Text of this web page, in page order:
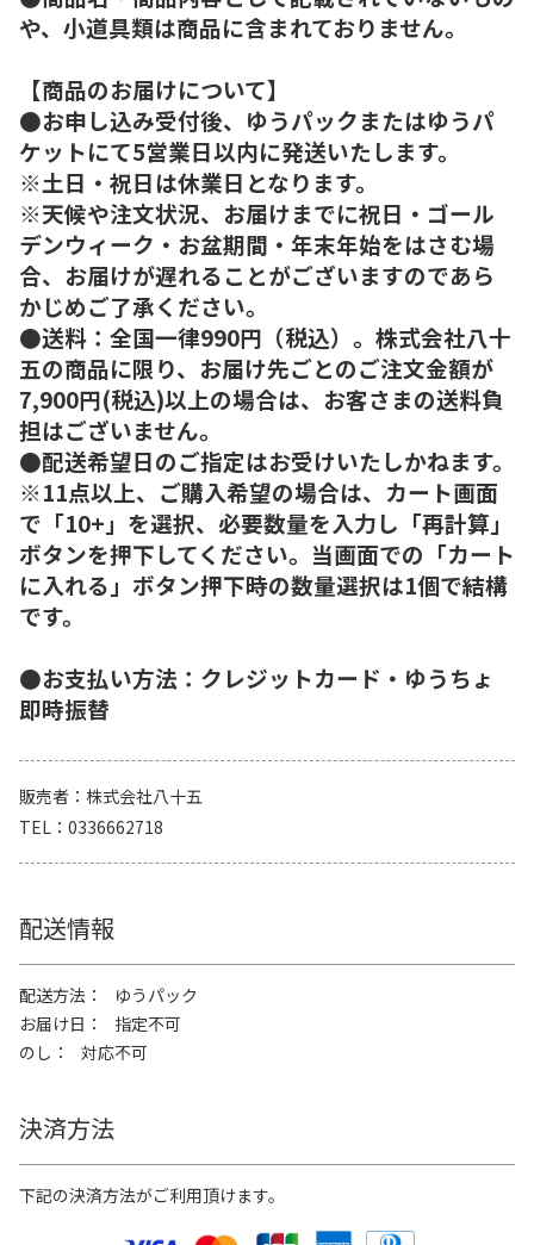
や、小道具類は商品に含まれておりません。
【商品のお届けについて】
●お申し込み受付後、ゆうパックまたはゆうパ
ケットにて5営業日以内に発送いたします。
※土日・祝日は休業日となります。
※天候や注文状況、お届けまでに祝日・ゴール
デンウィーク・お盆期間・年末年始をはさむ場
合、お届けが遅れることがございますのであら
かじめご了承ください。
●送料：全国一律990円（税込）。株式会社八十
五の商品に限り、お届け先ごとのご注文金額が
7,900円(税込)以上の場合は、お客さまの送料負
担はございません。
●配送希望日のご指定はお受けいたしかねます。
※11点以上、ご購入希望の場合は、カート画面
で「10+」を選択、必要数量を入力し「再計算」
ボタンを押下してください。当画面での「カート
に入れる」ボタン押下時の数量選択は1個で結構
です。
●お支払い方法：クレジットカード・ゆうちょ
即時振替
販売者
株式会社八十五
TEL
0336662718
配送情報
配送方法
ゆうパック
お届け日
指定不可
のし
対応不可
決済方法
下記の決済方法がご利用頂けます。